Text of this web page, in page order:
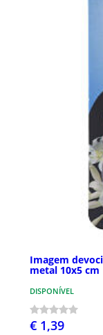
Imagem
metal 10x5 cm
DISPONÍVEL
€ 1,39